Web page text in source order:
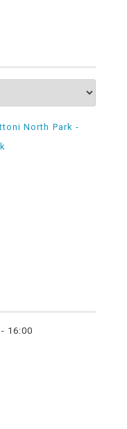
North Park -
16:00